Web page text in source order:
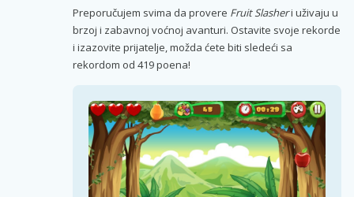
Preporučujem svima da provere Fruit Slasheri uživaju u
brzoj i zabavnoj voćnoj avanturi. Ostavite svoje rekorde
i izazovite prijatelje, možda ćete biti sledeći sa
rekordom od 419 poena!